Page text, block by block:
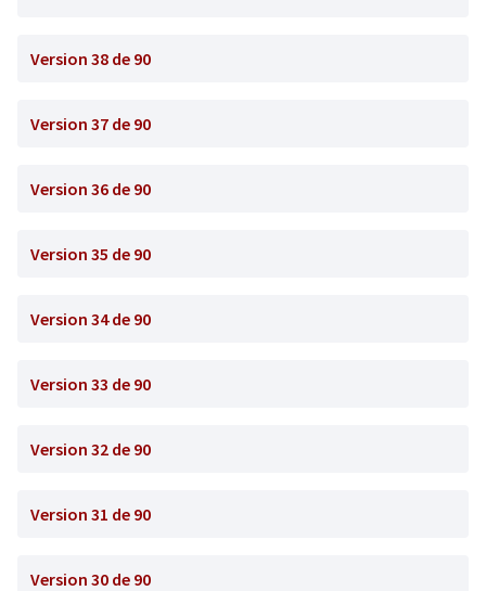
Version 38 de 90
Version 37 de 90
Version 36 de 90
Version 35 de 90
Version 34 de 90
Version 33 de 90
Version 32 de 90
Version 31 de 90
Version 30 de 90